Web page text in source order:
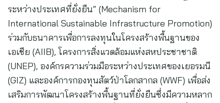
ระหว่างประเทศที่ยั่งยืน” (Mechanism for
International Sustainable Infrastructure Promotion)
ร่วมกับธนาคารเพื่อการลงทุนในโครงสร้างพื้นฐานของ
เอเชีย (AIIB), โครงการสิ่งแวดล้อมแห่งสหประชาชาติ
(UNEP), องค์กรความร่วมมือระหว่างประเทศของเยอรมนี
(GIZ) และองค์การกองทุนสัตว์ป่าโลกสากล (WWF) เพื่อส่ง
เสริมการพัฒนาโครงสร้างพื้นฐานที่ยั่งยืนซึ่งมีความหลาก